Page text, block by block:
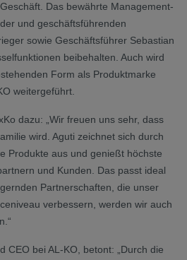
Das bewährte Management-
und geschäftsführenden
sowie Geschäftsführer Sebastian
beibehalten. Auch wird
Form als Produktmarke
weitergeführt.
dazu: „Wir freuen uns sehr, dass
wird. Aguti zeichnet sich durch
Produkte aus und genießt höchste
und Kunden. Das passt ideal
Partnerschaften, die unser
verbessern, werden wir auch
CEO bei AL-KO, betont: „Durch die